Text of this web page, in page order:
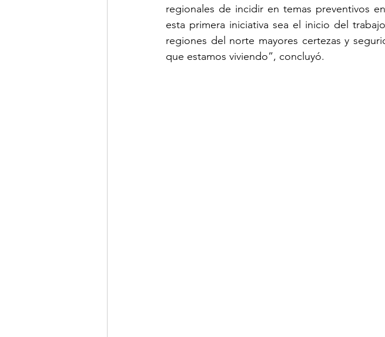
regionales de incidir en temas preventivos
esta primera iniciativa sea el inicio del
regiones del norte mayores certezas y
que estamos viviendo”, concluyó.